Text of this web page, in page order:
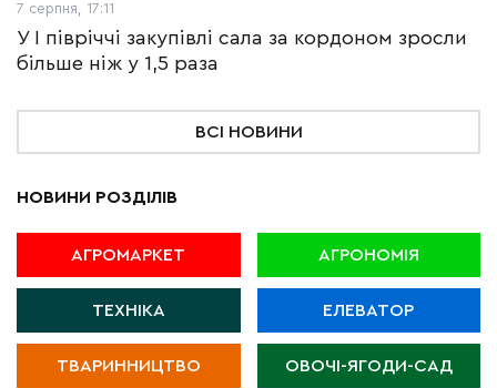
7 серпня, 17:11
У І півріччі закупівлі сала за кордоном зросли
більше ніж у 1,5 раза
ВСІ НОВИНИ
НОВИНИ РОЗДІЛІВ
АГРОМАРКЕТ АГРОНОМІЯ
ТЕХНІКА ЕЛЕВАТОР
ТВАРИННИЦТВО ОВОЧІ-ЯГОДИ-САД